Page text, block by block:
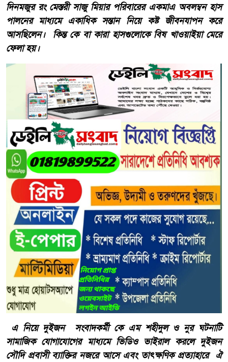
দিনমজুর রং মেস্তরী সাজু মিয়ার পরিবারের একমাএ অবলম্বন হাস
পালনের মাধ্যমে একাধিক সন্তান নিয়ে কষ্ট জীবনযাপন করে
আসছিলেন। কিন্ত কে বা কারা হাসগুলোকে বিষ খাওয়াইয়া মেরে
ফেলা হয়।
এ নিয়ে দুইজন সংবাদকর্মী কে এম শহীদুল ও নুর ঘটনাটি
সামাজিক যোগাযোগের মাধ্যমে ভিডিও ভাইরাল করলে দুইজন
সৌদি প্রবাসী ব্যাক্তির নজরে আসে এবং তাৎক্ষণিক প্রত্যাহারে ঐ